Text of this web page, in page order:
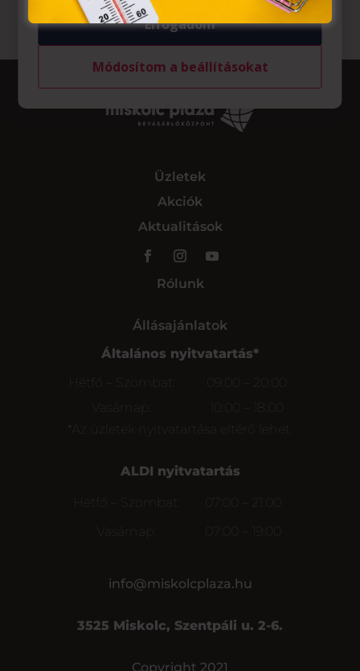
Üzletek
Akciók
Aktualitások
Rólunk
Állásajánlatok
Általános nyitvatartás*
Hétfő – Szombat:
09:00 – 20:00
Vasárnap:
*Az üzletek nyitvatartása eltérő lehet.
ALDI nyitvatartás
Hétfő – Szombat:
07:00 – 21:00
Vasárnap:
info@miskolcplaza.hu
3525 Miskolc, Szentpáli u. 2-6.
Copyright 2021
Elfogadom
Módosítom a beállításokat